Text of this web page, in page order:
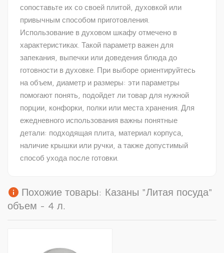
сопоставьте их со своей плитой, духовкой или
привычным способом приготовления.
Использование в духовом шкафу отмечено в
характеристиках. Такой параметр важен для
запекания, выпечки или доведения блюда до
готовности в духовке. При выборе ориентируйтесь
на объем, диаметр и размеры: эти параметры
помогают понять, подойдет ли товар для нужной
порции, конфорки, полки или места хранения. Для
ежедневного использования важны понятные
детали: подходящая плита, материал корпуса,
наличие крышки или ручки, а также допустимый
способ ухода после готовки.
info Похожие товары: Казаны "Литая посуда"
объем - 4 л.